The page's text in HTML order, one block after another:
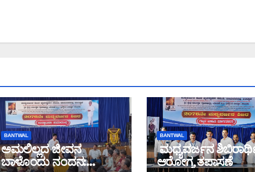
BANTWAL
ಅಮಲಿಲ್ಲದ ಜೀವನ
ಬಾಳೊಂದು ನಂದನ:
BANTWAL
ಮಧ್ಯವರ್ಜನ
ಆರೋಗ್ಯ ತಪಾಸಣೆ